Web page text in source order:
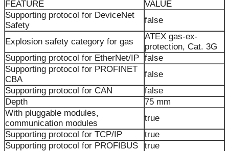
FEATURE
VALUE
Supporting protocol for DeviceNet
Safety
false
Explosion safety category for gas
ATEX gas-ex-
protection, Cat. 3G
Supporting protocol for EtherNet/IP false
Supporting protocol for PROFINET
CBA
false
Supporting protocol for CAN
false
Depth
75 mm
With pluggable modules,
communication modules
true
Supporting protocol for TCP/IP
true
Supporting protocol for PROFIBUS
true